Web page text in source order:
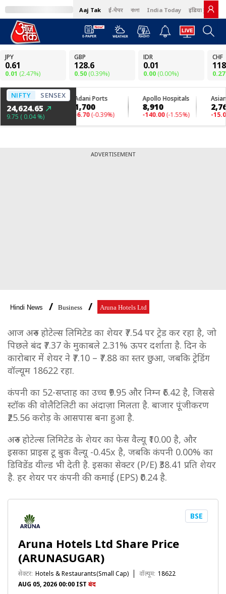
Aaj Tak ई-पेपर বাংলা India Today इंडिया टुडे हिंदी
ADVERTISEMENT
Hindi News Business Aruna Hotels Ltd
आज अरुन होटेल्स लिमिटेड का शेयर ₹7.54 पर ट्रेड कर रहा है, जो
पिछले बंद ₹7.37 के मुकाबले 2.31% ऊपर दर्शाता है. दिन के
कारोबार में शेयर ने ₹7.10 – ₹7.88 का स्तर छुआ, जबकि ट्रेडिंग
वॉल्यूम 18622 रहा.
कंपनी का 52-सप्ताह का उच्च ₹9.95 और निम्न ₹6.42 है, जिससे
स्टॉक की वोलैटिलिटी का अंदाज़ा मिलता है. बाजार पूंजीकरण
₹25.56 करोड़ के आसपास बना हुआ है.
अरुन होटेल्स लिमिटेड के शेयर का फेस वैल्यू ₹10.00 है, और
इसका प्राइस टू बुक वैल्यू -0.45x है, जबकि कंपनी 0.00% का
डिविडेंड यील्ड भी देती है. इसका सेक्टर (P/E) ₹38.41 प्रति शेयर
है. हर शेयर पर कंपनी की कमाई (EPS) ₹0.24 है.
Aruna Hotels Ltd Share Price
(ARUNASUGAR)
सेक्टर: Hotels & Restaurants(Small Cap) वॉल्यूम: 18622
AUG 05, 2026 00:00 IST बंद
BSE